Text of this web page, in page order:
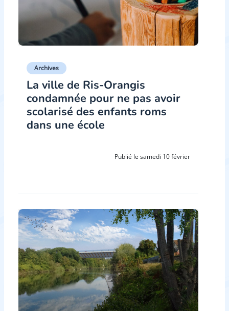
Archives
La ville de Ris-Orangis
condamnée pour ne pas avoir
scolarisé des enfants roms
dans une école
Publié le samedi 10 février